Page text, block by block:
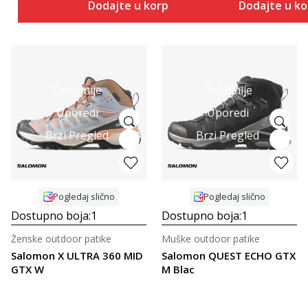
Dodajte u korpu Dodajte u
Detaljnije
Uporedi
Brzi Pregled
Pogledaj slično
Dostupno boja:1
Salomon X ULTRA 360 MID
GTX W
Ženske outdoor patike
Detaljnije
Uporedi
Brzi Pregled
Pogledaj slično
Dostupno boja:1
Salomon QUEST ECHO GTX
M Blac
Muške outdoor patike